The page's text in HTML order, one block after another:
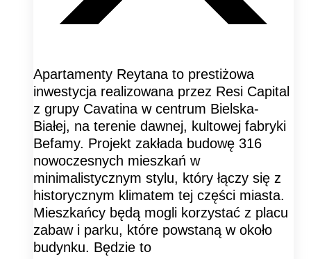
Apartamenty Reytana to prestiżowa
inwestycja realizowana przez Resi Capital
z grupy Cavatina w centrum Bielska-
Białej, na terenie dawnej, kultowej fabryki
Befamy. Projekt zakłada budowę 316
nowoczesnych mieszkań w
minimalistycznym stylu, który łączy się z
historycznym klimatem tej części miasta.
Mieszkańcy będą mogli korzystać z placu
zabaw i parku, które powstaną w około
budynku. Będzie to